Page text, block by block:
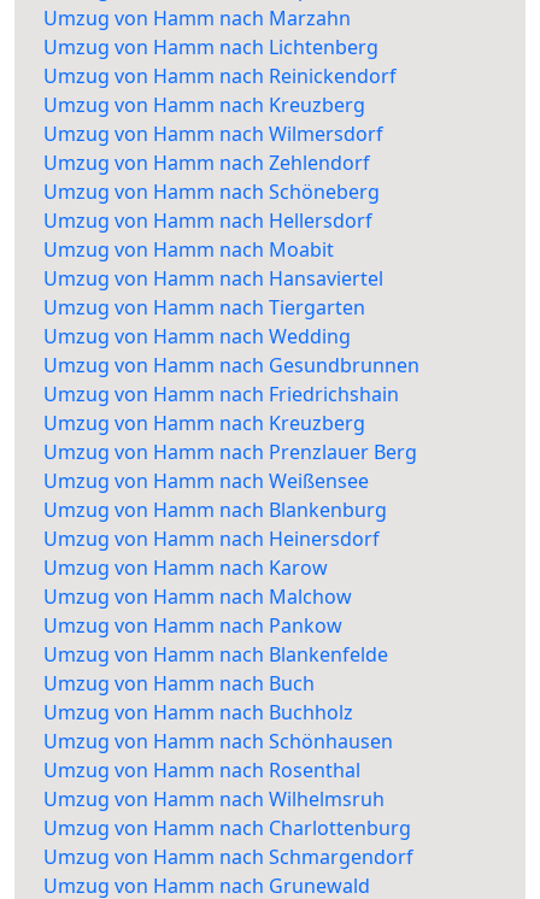
Umzug von Hamm nach Marzahn
Umzug von Hamm nach Lichtenberg
Umzug von Hamm nach Reinickendorf
Umzug von Hamm nach Kreuzberg
Umzug von Hamm nach Wilmersdorf
Umzug von Hamm nach Zehlendorf
Umzug von Hamm nach Schöneberg
Umzug von Hamm nach Hellersdorf
Umzug von Hamm nach Moabit
Umzug von Hamm nach Hansaviertel
Umzug von Hamm nach Tiergarten
Umzug von Hamm nach Wedding
Umzug von Hamm nach Gesundbrunnen
Umzug von Hamm nach Friedrichshain
Umzug von Hamm nach Kreuzberg
Umzug von Hamm nach Prenzlauer Berg
Umzug von Hamm nach Weißensee
Umzug von Hamm nach Blankenburg
Umzug von Hamm nach Heinersdorf
Umzug von Hamm nach Karow
Umzug von Hamm nach Malchow
Umzug von Hamm nach Pankow
Umzug von Hamm nach Blankenfelde
Umzug von Hamm nach Buch
Umzug von Hamm nach Buchholz
Umzug von Hamm nach Schönhausen
Umzug von Hamm nach Rosenthal
Umzug von Hamm nach Wilhelmsruh
Umzug von Hamm nach Charlottenburg
Umzug von Hamm nach Schmargendorf
Umzug von Hamm nach Grunewald